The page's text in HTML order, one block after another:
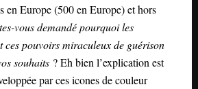
en Europe (500 en Europe) et hors
vous demandé pourquoi les
ces pouvoirs miraculeux de guérison
souhaits? Eh bien l’explication est
par ces icones de couleur